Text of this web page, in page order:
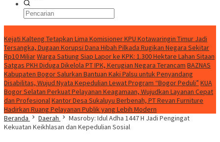
Kejati Kalteng Tetapkan Lima Komisioner KPU Kotawaringin Timur Jadi
Tersangka, Dugaan Korupsi Dana Hibah Pilkada Rugikan Negara Sekitar
Rp10 MiliarWarga Satiung Siap Lapor ke KPK: 1.300 Hektare Lahan Sitaan
Satgas PKH Diduga Dikelola PT IPK, Kerugian Negara Terancam BAZNAS
Kabupaten Bogor Salurkan Bantuan Kaki Palsu untuk Penyandang
Disabilitas, Wujud Nyata Kepedulian Lewat Program “Bogor Peduli” KUA
Bogor Selatan Perkuat Pelayanan Keagamaan, Wujudkan Layanan Cepat
dan ProfesionalKantor Desa Sukaluyu Berbenah, PT Revan Furniture
Hadirkan Ruang Pelayanan Publik yang Lebih Modern
Beranda
Daerah
Masroby: Idul Adha 1447 H Jadi Pengingat
Kekuatan Keikhlasan dan Kepedulian Sosial